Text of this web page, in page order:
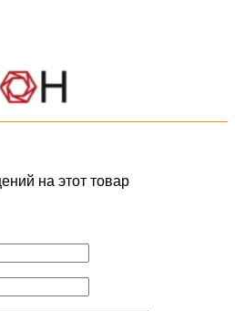
на этот товар